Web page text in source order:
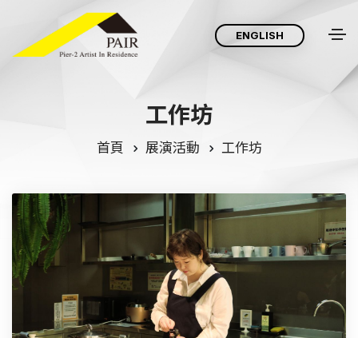
ENGLISH
工作坊
首頁 展演活動 工作坊